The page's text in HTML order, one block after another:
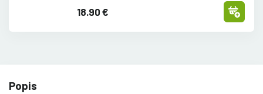
18.90 €
Popis